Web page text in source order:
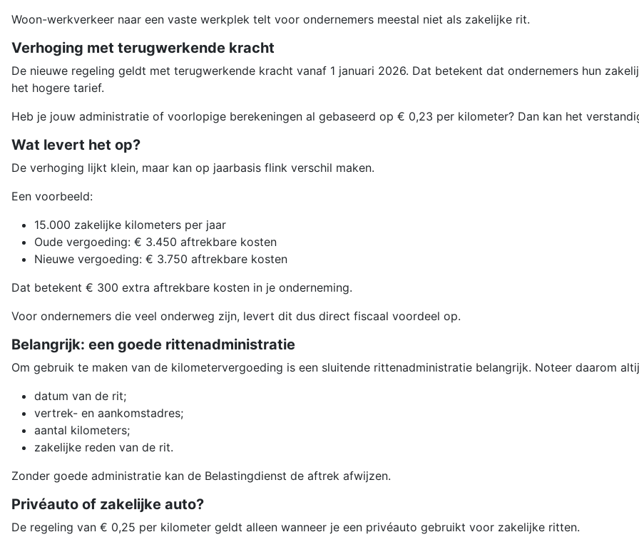
Woon-werkverkeer naar een vaste werkplek telt voor ondernemers meestal niet als zakelijke rit.
Verhoging met terugwerkende kracht
De nieuwe regeling geldt met terugwerkende kracht vanaf 1 januari 2026. Dat betekent dat ondernemers hun
het hogere tarief.
Heb je jouw administratie of voorlopige berekeningen al gebaseerd op € 0,23 per kilometer? Dan kan het
Wat levert het op?
De verhoging lijkt klein, maar kan op jaarbasis flink verschil maken.
Een voorbeeld:
15.000 zakelijke kilometers per jaar
Oude vergoeding: € 3.450 aftrekbare kosten
Nieuwe vergoeding: € 3.750 aftrekbare kosten
Dat betekent € 300 extra aftrekbare kosten in je onderneming.
Voor ondernemers die veel onderweg zijn, levert dit dus direct fiscaal voordeel op.
Belangrijk: een goede rittenadministratie
Om gebruik te maken van de kilometervergoeding is een sluitende rittenadministratie belangrijk. Noteer daarom
datum van de rit;
vertrek- en aankomstadres;
aantal kilometers;
zakelijke reden van de rit.
Zonder goede administratie kan de Belastingdienst de aftrek afwijzen.
Privéauto of zakelijke auto?
De regeling van € 0,25 per kilometer geldt alleen wanneer je een privéauto gebruikt voor zakelijke ritten.